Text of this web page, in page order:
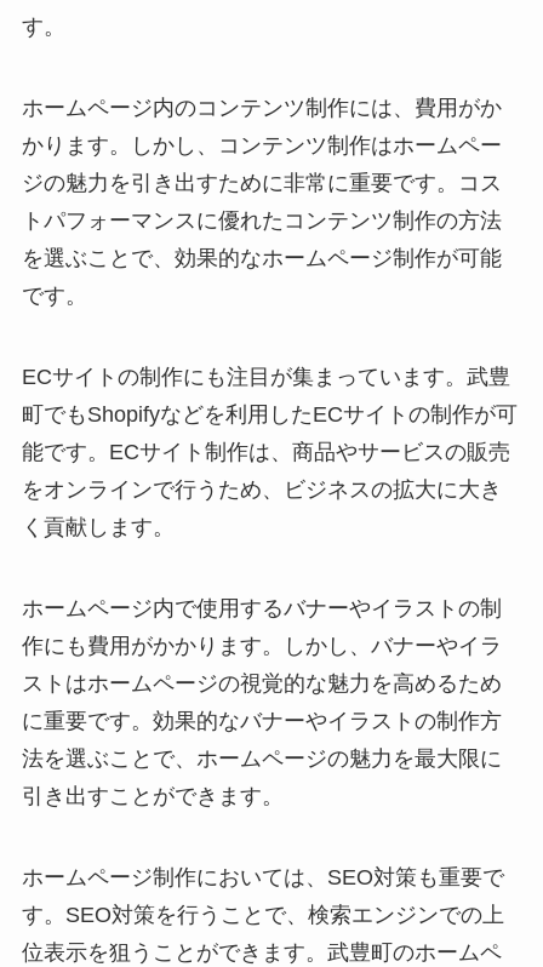
す。
ホームページ内のコンテンツ制作には、費用がか
かります。しかし、コンテンツ制作はホームペー
ジの魅力を引き出すために非常に重要です。コス
トパフォーマンスに優れたコンテンツ制作の方法
を選ぶことで、効果的なホームページ制作が可能
です。
ECサイトの制作にも注目が集まっています。武豊
町でもShopifyなどを利用したECサイトの制作が可
能です。ECサイト制作は、商品やサービスの販売
をオンラインで行うため、ビジネスの拡大に大き
く貢献します。
ホームページ内で使用するバナーやイラストの制
作にも費用がかかります。しかし、バナーやイラ
ストはホームページの視覚的な魅力を高めるため
に重要です。効果的なバナーやイラストの制作方
法を選ぶことで、ホームページの魅力を最大限に
引き出すことができます。
ホームページ制作においては、SEO対策も重要で
す。SEO対策を行うことで、検索エンジンでの上
位表示を狙うことができます。武豊町のホームペ